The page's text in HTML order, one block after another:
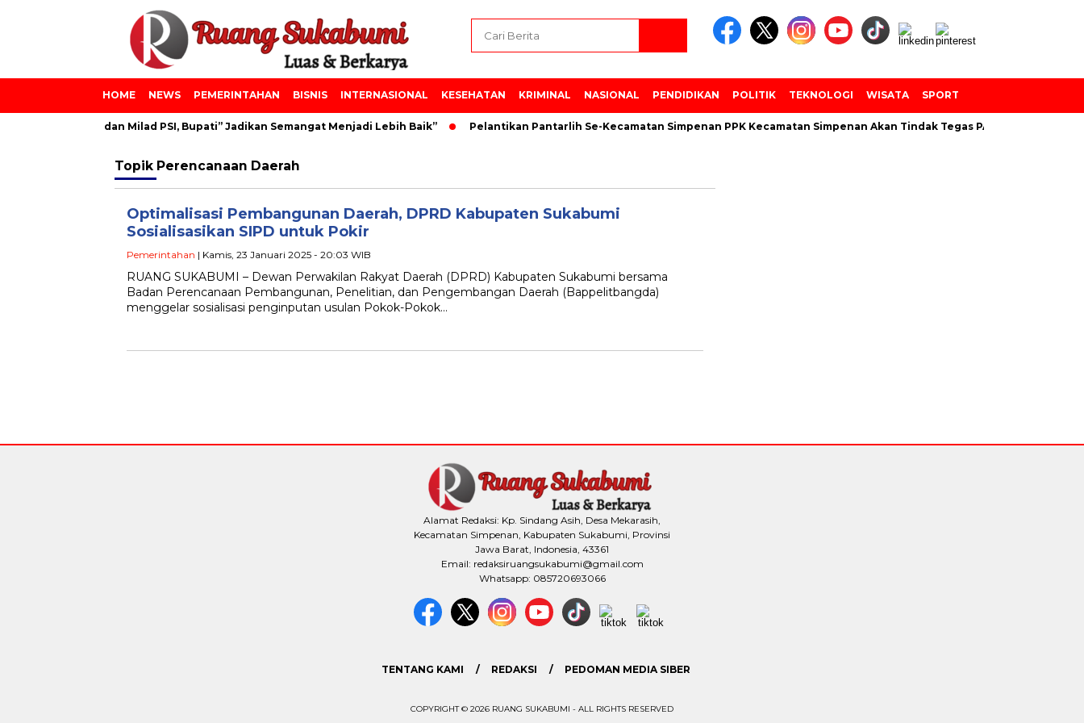
HOME NEWS PEMERINTAHAN BISNIS INTERNASIONAL KESEHATAN KRIMINAL NASIONAL PENDIDIKAN POLITIK TEKNOLOGI WISATA SPORT
Azainiyah dan Milad PSI, Bupati” Jadikan Semangat Menjadi Lebih Baik” Pelantikan Pantarlih Se-Kecamatan Simpenan PPK Kecamatan Simpenan Akan Tindak Tegas PANTARLIH Yang
Topik Perencanaan Daerah
Optimalisasi Pembangunan Daerah, DPRD Kabupaten Sukabumi
Sosialisasikan SIPD untuk Pokir
Pemerintahan | Kamis, 23 Januari 2025 - 20:03 WIB
RUANG SUKABUMI – Dewan Perwakilan Rakyat Daerah (DPRD) Kabupaten Sukabumi bersama
Badan Perencanaan Pembangunan, Penelitian, dan Pengembangan Daerah (Bappelitbangda)
menggelar sosialisasi penginputan usulan Pokok-Pokok…
Alamat Redaksi: Kp. Sindang Asih, Desa Mekarasih,
Kecamatan Simpenan, Kabupaten Sukabumi, Provinsi
Jawa Barat, Indonesia, 43361
Email: redaksiruangsukabumi@gmail.com
Whatsapp: 085720693066
TENTANG KAMI REDAKSI PEDOMAN MEDIA SIBER
COPYRIGHT © 2026 RUANG SUKABUMI - ALL RIGHTS RESERVED